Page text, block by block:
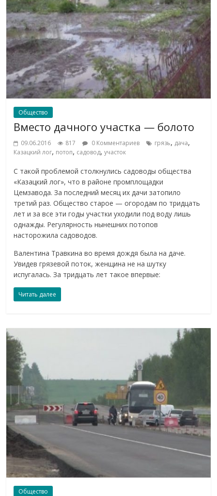
Общество
Вместо дачного участка — болото
09.06.2016 817 0 Комментариев грязь, дача,
Казацкий лог, потоп, садовод,участок
С такой проблемой столкнулись садоводы общества
«Казацкий лог», что в районе промплощадки
Цемзавода. За последний месяц их дачи затопило
третий раз. Общество старое — огородам по тридцать
лет и за все эти годы участки уходили под воду лишь
однажды. Регулярность нынешних потопов
насторожила садоводов.
Валентина Травкина во время дождя была на даче.
Увидев грязевой поток, женщина не на шутку
испугалась. За тридцать лет такое впервые:
Читать далее
Общество